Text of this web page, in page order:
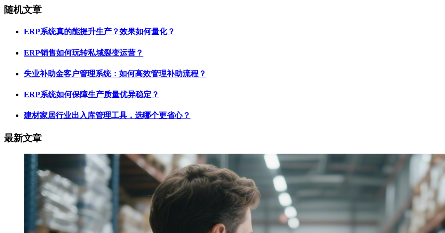
随机文章
ERP系统真的能提升生产？效果如何量化？
ERP销售如何玩转私域裂变运营？
失业补助金客户管理系统：如何高效管理补助流程？
ERP系统如何保障生产质量优异稳定？
建材家居行业出入库管理工具，选哪个更省心？
最新文章